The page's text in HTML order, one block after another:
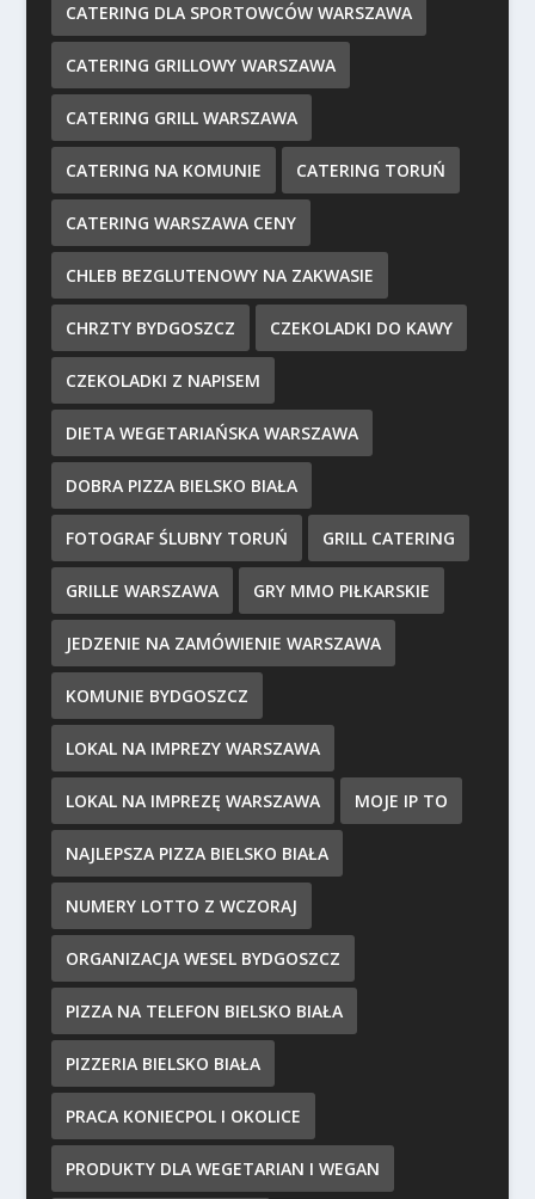
CATERING DLA SPORTOWCÓW WARSZAWA
CATERING GRILLOWY WARSZAWA
CATERING GRILL WARSZAWA
CATERING NA KOMUNIE CATERING TORUŃ
CATERING WARSZAWA CENY
CHLEB BEZGLUTENOWY NA ZAKWASIE
CHRZTY BYDGOSZCZ CZEKOLADKI DO KAWY
CZEKOLADKI Z NAPISEM
DIETA WEGETARIAŃSKA WARSZAWA
DOBRA PIZZA BIELSKO BIAŁA
FOTOGRAF ŚLUBNY TORUŃ GRILL CATERING
GRILLE WARSZAWA GRY MMO PIŁKARSKIE
JEDZENIE NA ZAMÓWIENIE WARSZAWA
KOMUNIE BYDGOSZCZ
LOKAL NA IMPREZY WARSZAWA
LOKAL NA IMPREZĘ WARSZAWA MOJE IP TO
NAJLEPSZA PIZZA BIELSKO BIAŁA
NUMERY LOTTO Z WCZORAJ
ORGANIZACJA WESEL BYDGOSZCZ
PIZZA NA TELEFON BIELSKO BIAŁA
PIZZERIA BIELSKO BIAŁA
PRACA KONIECPOL I OKOLICE
PRODUKTY DLA WEGETARIAN I WEGAN